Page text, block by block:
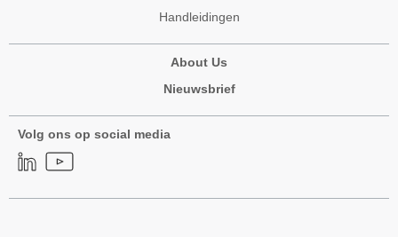
Handleidingen
About Us
Nieuwsbrief
Volg ons op social media